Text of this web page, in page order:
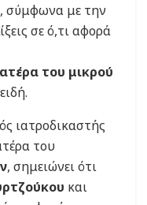
σύμφωνα με την
σε ό,τι αφορά
του μικρού
ιατροδικαστής
του
, σημειώνει ότι
και